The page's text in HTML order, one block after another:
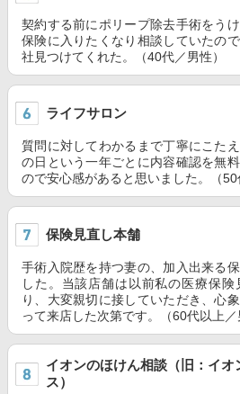
契約する前にポリープ除去手術をう
保険に入りたくなり相談していたの
社見つけてくれた。（40代／男性）
ライフサロン
質問に対してわかるまで丁寧にこた
の日という一年ごとに内容確認を無
ので安心感があると思いました。（50
保険見直し本舗
手術入院歴を持つ妻の、加入出来る
した。当該店舗は以前私の医療保
り、大変親切に接していただき、心
って来店した次第です。（60代以上／
イオンのほけん相談（旧：イオ
ス）